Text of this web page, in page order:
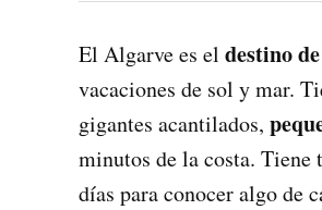
El Algarve es el destino
vacaciones de sol y mar.
gigantes acantilados,
minutos de la costa. Tiene
días para conocer algo de